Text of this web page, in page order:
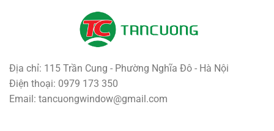
Địa chỉ: 115 Trần Cung - Phường Nghĩa Đô - Hà Nội
Điện thoại: 0979 173 350
Email: tancuongwindow@gmail.com